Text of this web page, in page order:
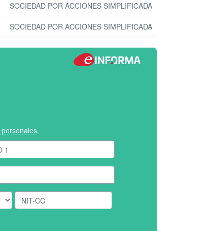
SOCIEDAD POR ACCIONES SIMPLIFICADA
SOCIEDAD POR ACCIONES SIMPLIFICADA
.